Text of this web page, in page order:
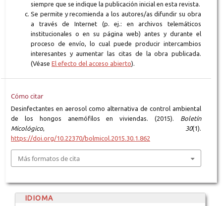
siempre que se indique la publicación inicial en esta revista.
Se permite y recomienda a los autores/as difundir su obra
a través de Internet (p. ej.: en archivos telemáticos
institucionales o en su página web) antes y durante el
proceso de envío, lo cual puede producir intercambios
interesantes y aumentar las citas de la obra publicada.
(Véase El efecto del acceso abierto).
Cómo citar
Desinfectantes en aerosol como alternativa de control ambiental
de los hongos anemófilos en viviendas. (2015). Boletín
Micológico, 30(1).
https://doi.org/10.22370/bolmicol.2015.30.1.862
Más formatos de cita
IDIOMA